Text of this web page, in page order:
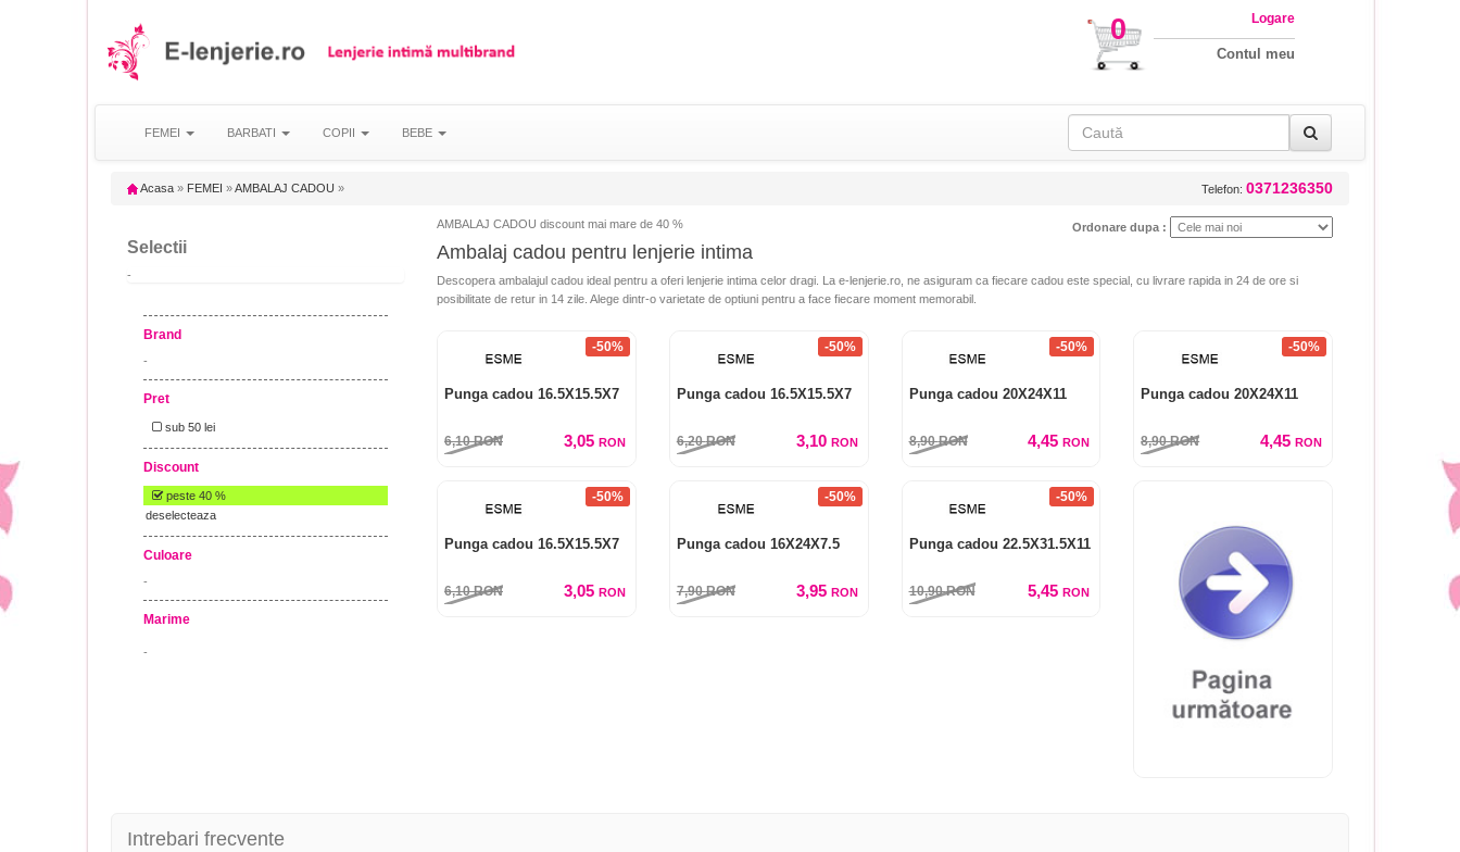
0 Logare
Contul meu
FEMEI BARBATI COPII BEBE
Acasa » FEMEI »AMBALAJ CADOU » Telefon: 0371236350
Selectii
-
Brand
-
Pret
sub 50 lei
Discount
peste 40 %
deselecteaza
Culoare
-
Marime
-
AMBALAJ CADOU discount mai mare de 40 % Ordonare dupa :
Ambalaj cadou pentru lenjerie intima
Descopera ambalajul cadou ideal pentru a oferi lenjerie intima celor dragi. La e-lenjerie.ro, ne asiguram ca fiecare cadou este special, cu livrare rapida in 24 de ore si
posibilitate de retur in 14 zile. Alege dintr-o varietate de optiuni pentru a face fiecare moment memorabil.
-50%
Punga cadou 16.5X15.5X7
6,10RON 3,05 RON
-50%
Punga cadou 16.5X15.5X7
6,20RON 3,10 RON
-50%
Punga cadou 20X24X11
8,90RON 4,45RON
-50%
Punga cadou 20X24X11
8,90RON 4,45 RON
-50%
Punga cadou 16.5X15.5X7
6,10RON 3,05 RON
-50%
Punga cadou 16X24X7.5
7,90RON 3,95 RON
-50%
Punga cadou 22.5X31.5X11
10,90RON 5,45RON
Intrebari frecvente